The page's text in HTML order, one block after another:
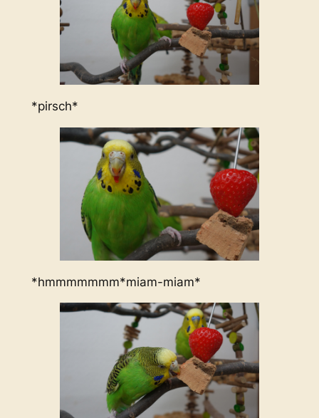
*pirsch*
*hmmmmmmm*miam-miam*